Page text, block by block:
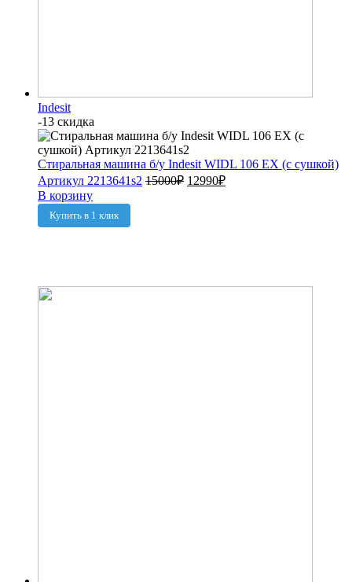
Indesit
-13 скидка
Стиральная машина б/у Indesit WIDL 106 EX (с сушкой)
Артикул 2213641s2 15000₽ 12990₽
В корзину
Купить в 1 клик